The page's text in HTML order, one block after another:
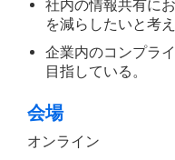
社内の情報共有に
を減らしたいと考
企業内のコンプラ
目指している。
会場
オンライン